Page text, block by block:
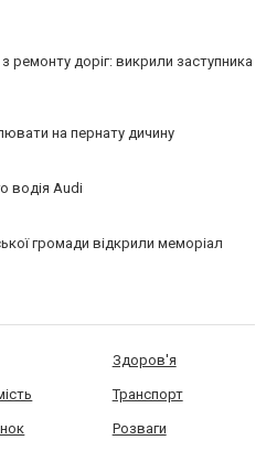
ремонту доріг: викрили заступника
на пернату дичину
водія Audi
громади відкрили меморіал
Здоров'я
Транспорт
Розваги